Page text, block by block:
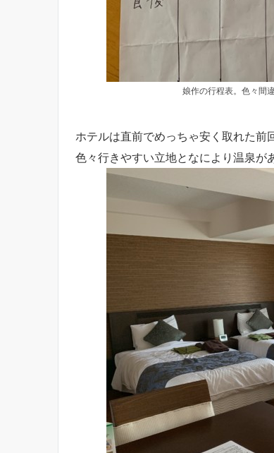
娘作の行程表。色々間
ホテルは直前でめっちゃ安く取れた前
色々行きやすい立地となにより温泉が